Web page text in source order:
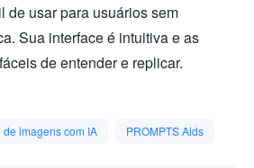
de usar para usuários sem
Sua interface é intuitiva e as
de entender e replicar.
imagens com IA PROMPTS Aids